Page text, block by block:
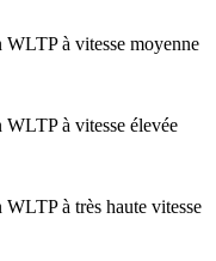
WLTP à vitesse moyenne
à vitesse élevée
à très haute vitesse